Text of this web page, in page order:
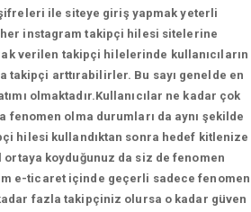
şifreleri ile siteye giriş yapmak yeterli
her instagram takipçi hilesi sitelerine
verilen takipçi hilelerinde kullanıcıların
takipçi arttırabilirler. Bu sayı genelde en
olmaktadır.Kullanıcılar ne kadar çok
olma durumları da aynı şekilde
hilesi kullandıktan sonra hedef kitlenize
koyduğunuz da siz de fenomen
e-ticaret içinde geçerli sadece fenomen
fazla takipçiniz olursa o kadar güven